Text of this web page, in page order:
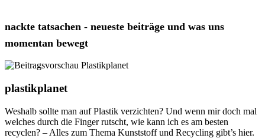
nackte tatsachen - neueste beiträge und was uns
momentan bewegt
plastikplanet
Weshalb sollte man auf Plastik verzichten? Und wenn mir doch mal
welches durch die Finger rutscht, wie kann ich es am besten
recyclen? – Alles zum Thema Kunststoff und Recycling gibt’s hier.